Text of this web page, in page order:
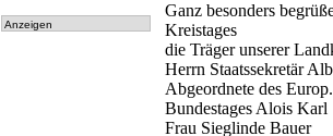
Ganz besonders
Kreistages
die Träger unserer
Herrn Staatssekretär
Abgeordnete des
Bundestages Alois Karl
Frau Sieglinde Bauer
Anzeigen